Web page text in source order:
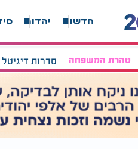
חדשות יהדות
טהרת המשפחה סדרות דיגיטל